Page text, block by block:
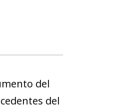
del
del